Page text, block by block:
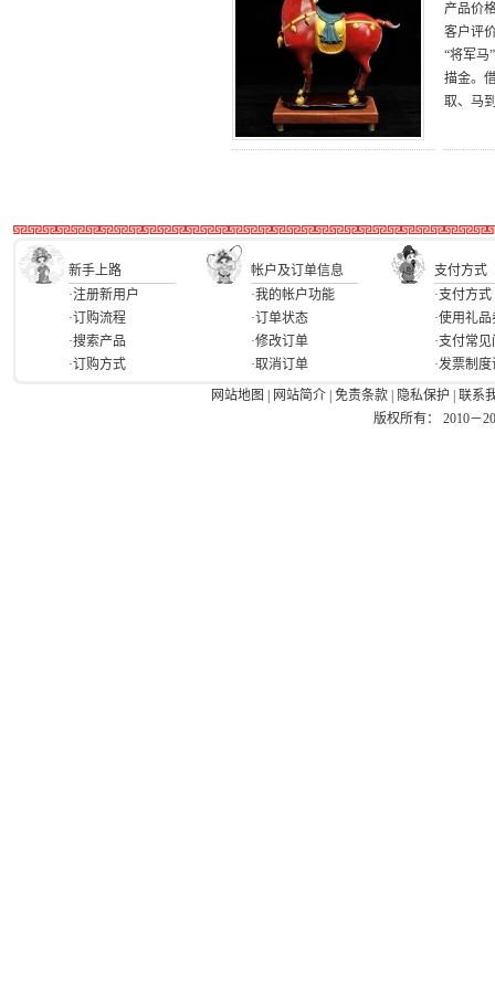
产品价
客户评
“将军马
描金。
取、马
新手上路 帐户及订单信息
支付方式
·注册新用户
·订购流程
·搜索产品
·订购方式
·我的帐户功能
·订单状态
·修改订单
·取消订单
·支付方式
·使用礼品
·支付常
·发票制
网站地图
网站简介 免责条款 隐私保护
联系
版权所有： 2010－